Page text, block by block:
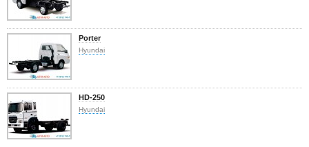
Porter
Hyundai
HD-250
Hyundai